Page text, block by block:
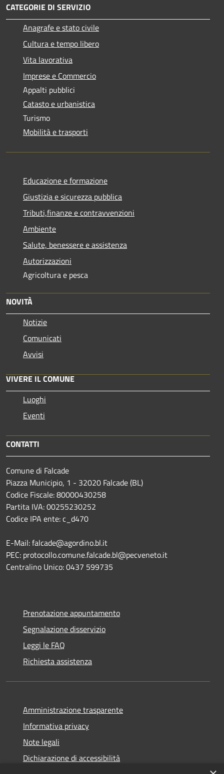
CATEGORIE DI SERVIZIO
Anagrafe e stato civile
Cultura e tempo libero
Vita lavorativa
Imprese e Commercio
Appalti pubblici
Catasto e urbanistica
Turismo
Mobilità e trasporti
Educazione e formazione
Giustizia e sicurezza pubblica
Tributi,finanze e contravvenzioni
Ambiente
Salute, benessere e assistenza
Autorizzazioni
Agricoltura e pesca
NOVITÀ
Notizie
Comunicati
Avvisi
VIVERE IL COMUNE
Luoghi
Eventi
CONTATTI
Comune di Falcade
Piazza Municipio, 1 - 32020 Falcade (BL)
Codice Fiscale: 80000430258
Partita IVA: 00255230252
Codice IPA ente: c_d470
E-Mail: falcade@agordino.bl.it
PEC: protocollo.comune.falcade.bl@pecveneto.it
Centralino Unico: 0437 599735
Prenotazione appuntamento
Segnalazione disservizio
Leggi le FAQ
Richiesta assistenza
Amministrazione trasparente
Informativa privacy
Note legali
Dichiarazione di accessibilità